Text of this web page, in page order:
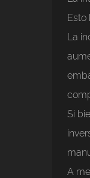
Esto
La
Si
A